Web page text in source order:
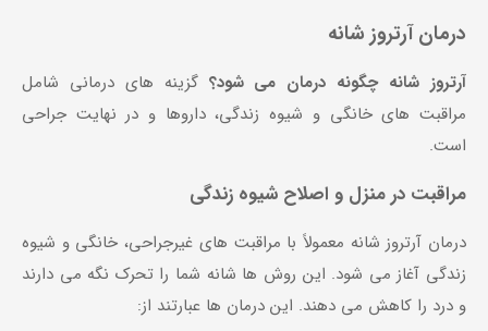
درمان آرتروز شانه
آرتروز شانه چگونه درمان می شود؟ گزینه های درمانی شامل
مراقبت های خانگی و شیوه زندگی، داروها و در نهایت جراحی
است.
مراقبت در منزل و اصلاح شیوه زندگی
درمان آرتروز شانه معمولاً با مراقبت های غیرجراحی، خانگی و شیوه
زندگی آغاز می شود. این روش ها شانه شما را تحرک نگه می دارند
و درد را کاهش می دهند. این درمان ها عبارتند از: